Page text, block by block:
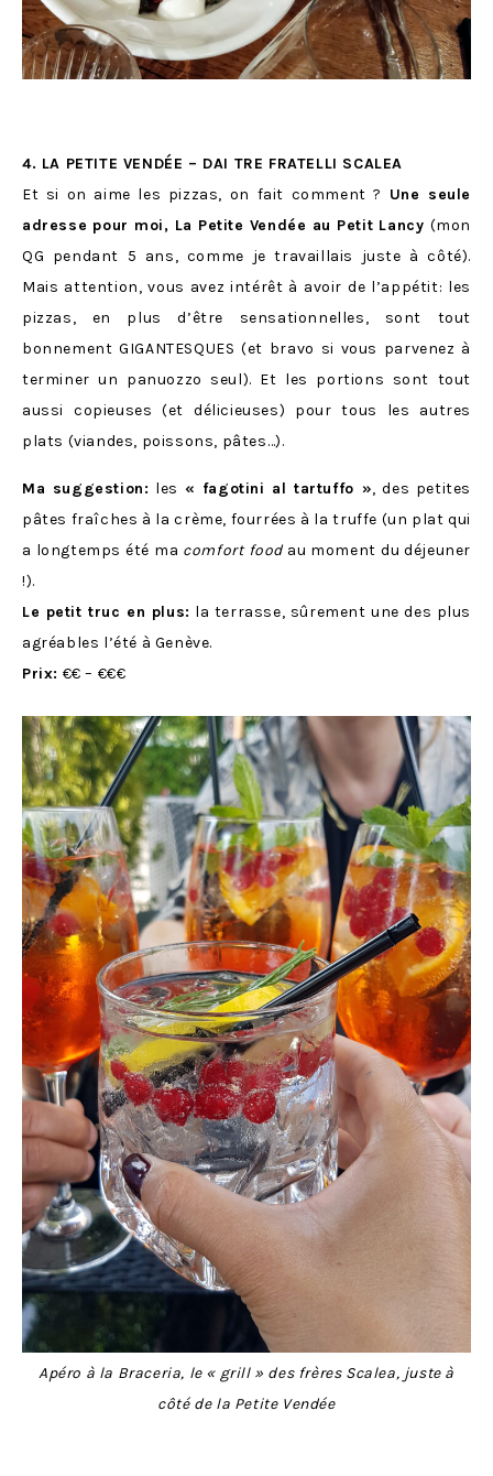
4. LA PETITE VENDÉE – DAI TRE FRATELLI SCALEA
Et si on aime les pizzas, on fait comment ? Une seule
adresse pour moi, La Petite Vendée au Petit Lancy (mon
QG pendant 5 ans, comme je travaillais juste à côté).
Mais attention, vous avez intérêt à avoir de l’appétit: les
pizzas, en plus d’être sensationnelles, sont tout
bonnement GIGANTESQUES (et bravo si vous parvenez à
terminer un panuozzo seul). Et les portions sont tout
aussi copieuses (et délicieuses) pour tous les autres
plats (viandes, poissons, pâtes…).
Ma suggestion: les « fagotini al tartuffo », des petites
pâtes fraîches à la crème, fourrées à la truffe (un plat qui
a longtemps été ma comfort foodau moment du déjeuner
!).
Le petit truc en plus: la terrasse, sûrement une des plus
agréables l’été à Genève.
Prix: €€ – €€€
Apéro à la Braceria, le « grill » des frères Scalea, juste à
côté de la Petite Vendée